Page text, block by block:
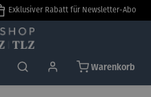
Exklusiver Rabatt für Newsletter-Abo
Warenkorb